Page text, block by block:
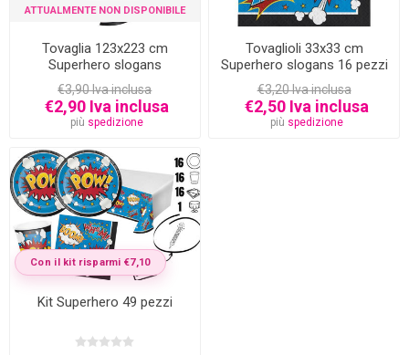
ATTUALMENTE NON DISPONIBILE
Tovaglia 123x223 cm
Superhero slogans
€3,90 Iva inclusa
€2,90 Iva inclusa
più spedizione
Tovaglioli 33x33 cm
Superhero slogans 16 pezzi
€3,20 Iva inclusa
€2,50 Iva inclusa
più spedizione
Con il kit risparmi €7,10
Kit Superhero 49 pezzi